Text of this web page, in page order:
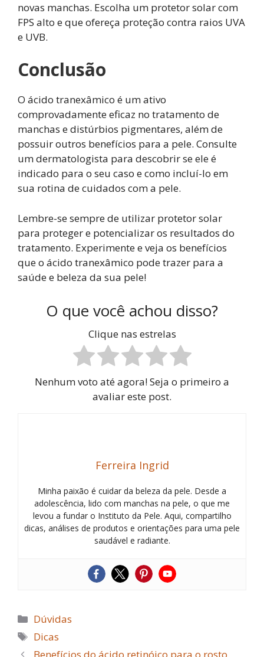
novas manchas. Escolha um protetor solar com
FPS alto e que ofereça proteção contra raios UVA
e UVB.
Conclusão
O ácido tranexâmico é um ativo
comprovadamente eficaz no tratamento de
manchas e distúrbios pigmentares, além de
possuir outros benefícios para a pele. Consulte
um dermatologista para descobrir se ele é
indicado para o seu caso e como incluí-lo em
sua rotina de cuidados com a pele.
Lembre-se sempre de utilizar protetor solar
para proteger e potencializar os resultados do
tratamento. Experimente e veja os benefícios
que o ácido tranexâmico pode trazer para a
saúde e beleza da sua pele!
O que você achou disso?
Clique nas estrelas
Nenhum voto até agora! Seja o primeiro a
avaliar este post.
Ferreira Ingrid
Minha paixão é cuidar da beleza da pele. Desde a
adolescência, lido com manchas na pele, o que me
levou a fundar o Instituto da Pele. Aqui, compartilho
dicas, análises de produtos e orientações para uma pele
saudável e radiante.
Categorias
Dúvidas
Tags
Dicas
Benefícios do ácido retinóico para o rosto